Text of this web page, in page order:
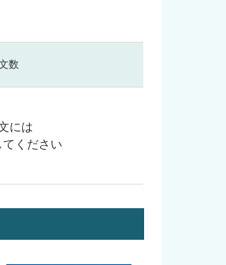
数
には
てください